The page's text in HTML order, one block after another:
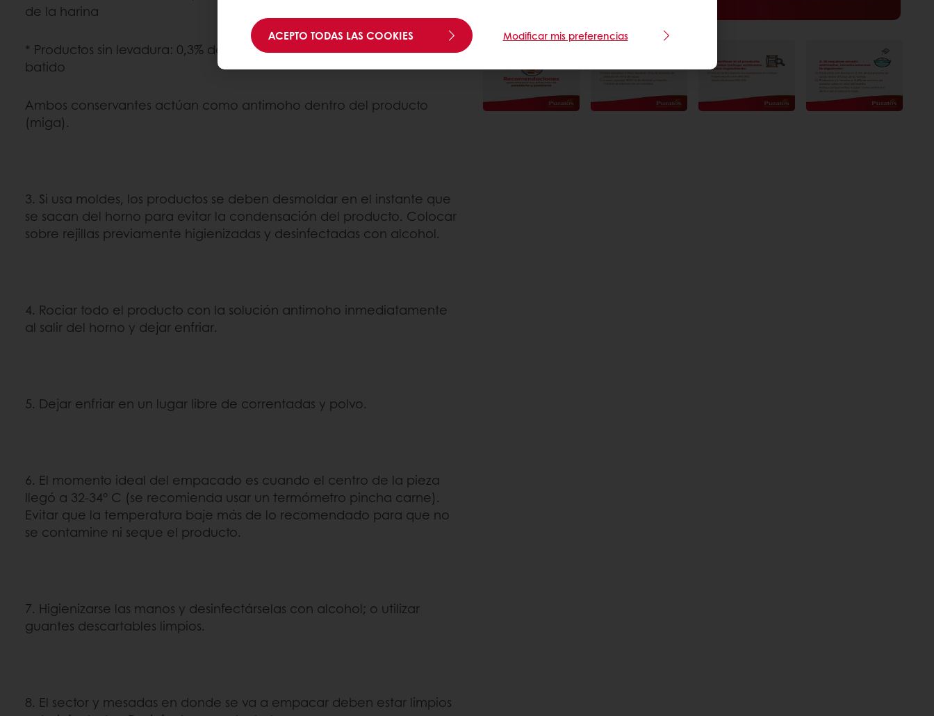
de la harina
* Productos sin levadura: 0,3% de sorbato de potasio sobre el total del
batido
Ambos conservantes actúan como antimoho dentro del producto
(miga).
3. Si usa moldes, los productos se deben desmoldar en el instante que
se sacan del horno para evitar la condensación del producto. Colocar
sobre rejillas previamente higienizadas y desinfectadas con alcohol.
4. Rociar todo el producto con la solución antimoho inmediatamente
al salir del horno y dejar enfriar.
5. Dejar enfriar en un lugar libre de correntadas y polvo.
6. El momento ideal del empacado es cuando el centro de la pieza
llegó a 32-34° C (se recomienda usar un termómetro pincha carne).
Evitar que la temperatura baje más de lo recomendado para que no
se contamine ni seque el producto.
7. Higienizarse las manos y desinfectárselas con alcohol; o utilizar
guantes descartables limpios.
8. El sector y mesadas en donde se va a empacar deben estar limpios
ACEPTO TODAS LAS COOKIES Modificar mis preferencias